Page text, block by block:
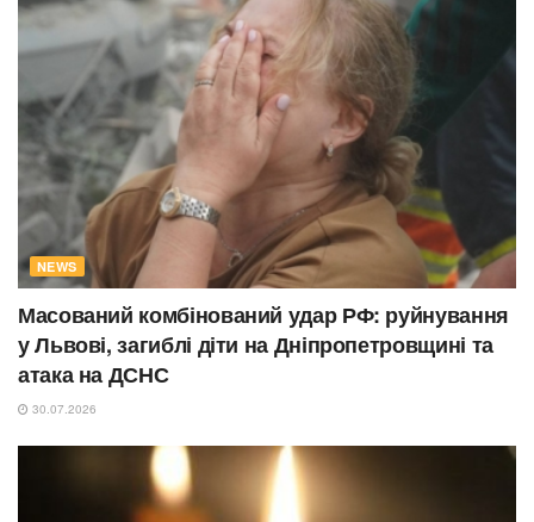
NEWS
Масований комбінований удар РФ: руйнування
у Львові, загиблі діти на Дніпропетровщині та
атака на ДСНС
30.07.2026